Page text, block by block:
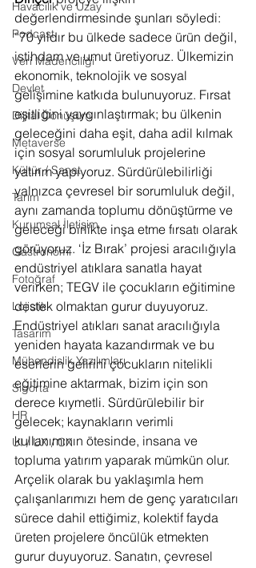
Havacılık ve Uzay
Podcast
Veri Madenciliği
Devlet
Dijital Dönüşüm
Metaverse
Kültür / Sanat
Tarım
Kurumsal İletişim
Gastronomi
Fotoğraf
Lojistik
Tasarım
Mühendislik Yazılımları
Sigorta
HR
UI / UX / CX
değerlendirmesinde şunları söyledi:
“70 yıldır bu ülkede sadece ürün değil,
istihdam ve umut üretiyoruz. Ülkemizin
ekonomik, teknolojik ve sosyal
gelişimine katkıda bulunuyoruz. Fırsat
eşitliğini yaygınlaştırmak; bu ülkenin
geleceğini daha eşit, daha adil kılmak
için sosyal sorumluluk projelerine
yatırım yapıyoruz. Sürdürülebilirliği
yalnızca çevresel bir sorumluluk değil,
aynı zamanda toplumu dönüştürme ve
geleceği birlikte inşa etme fırsatı olarak
görüyoruz. ‘İz Bırak’ projesi aracılığıyla
endüstriyel atıklara sanatla hayat
verirken; TEGV ile çocukların eğitimine
destek olmaktan gurur duyuyoruz.
Endüstriyel atıkları sanat aracılığıyla
yeniden hayata kazandırmak ve bu
eserlerin gelirini çocukların nitelikli
eğitimine aktarmak, bizim için son
derece kıymetli. Sürdürülebilir bir
gelecek; kaynakların verimli
kullanımının ötesinde, insana ve
topluma yatırım yaparak mümkün olur.
Arçelik olarak bu yaklaşımla hem
çalışanlarımızı hem de genç yaratıcıları
sürece dahil ettiğimiz, kolektif fayda
üreten projelere öncülük etmekten
gurur duyuyoruz. Sanatın, çevresel